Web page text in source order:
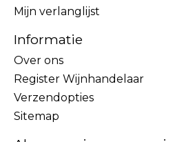
Mijn verlanglijst
Informatie
Over ons
Register Wijnhandelaar
Verzendopties
Sitemap